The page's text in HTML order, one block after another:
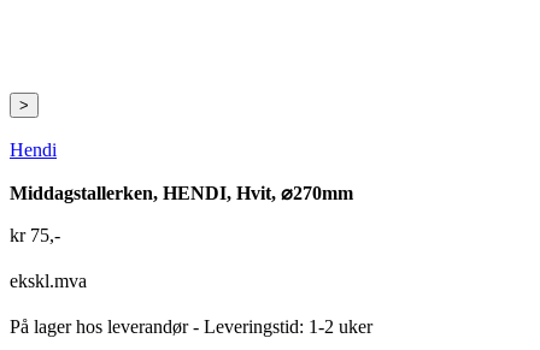
>
Hendi
Middagstallerken, HENDI, Hvit, ⌀270mm
kr75,-
ekskl.mva
På lager hos leverandør- Leveringstid: 1-2 uker